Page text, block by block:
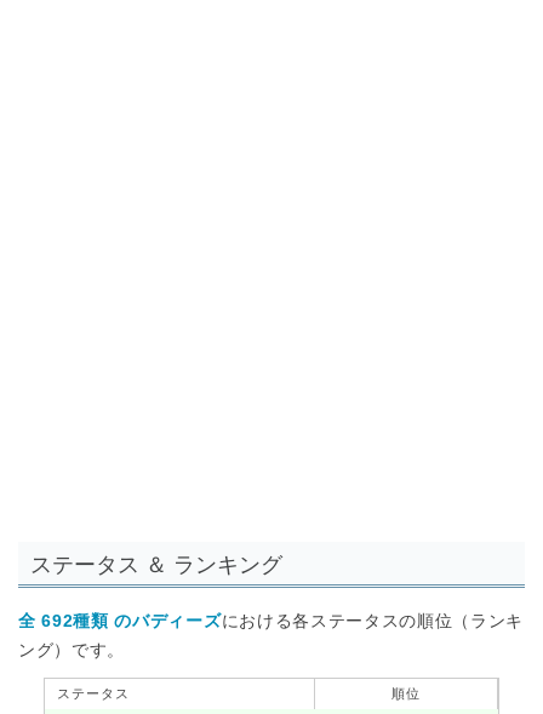
ステータス ＆ ランキング
全 692種類 のバディーズにおける各ステータスの順位（ランキ
ング）です。
ステータス 順位